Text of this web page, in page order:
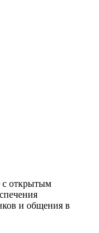
с открытым
и общения в